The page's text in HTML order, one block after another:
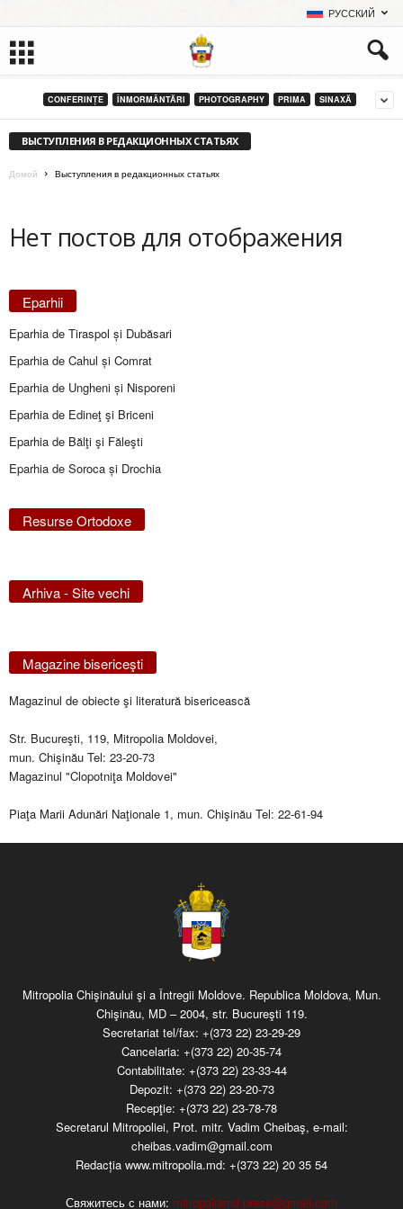
РУССКИЙ
CONFERINȚE ÎNMORMÂNTĂRI PHOTOGRAPHY PRIMA SINAXĂ
ВЫСТУПЛЕНИЯ В РЕДАКЦИОННЫХ СТАТЬЯХ
Домой Выступления в редакционных статьях
Нет постов для отображения
Eparhii
Eparhia de Tiraspol și Dubăsari
Eparhia de Cahul și Comrat
Eparhia de Ungheni și Nisporeni
Eparhia de Edineţ şi Briceni
Eparhia de Bălţi şi Făleşti
Eparhia de Soroca și Drochia
Resurse Ortodoxe
Arhiva - Site vechi
Magazine bisericeşti
Magazinul de obiecte şi literatură bisericească
Str. Bucureşti, 119, Mitropolia Moldovei,
mun. Chişinău Tel: 23-20-73
Magazinul "Clopotniţa Moldovei"
Piaţa Marii Adunări Naţionale 1, mun. Chişinău Tel: 22-61-94
Mitropolia Chişinăului şi a Întregii Moldove. Republica Moldova, Mun.
Chişinău, MD – 2004, str. Bucureşti 119.
Secretariat tel/fax: +(373 22) 23-29-29
Cancelaria: +(373 22) 20-35-74
Contabilitate: +(373 22) 23-33-44
Depozit: +(373 22) 23-20-73
Recepţie: +(373 22) 23-78-78
Secretarul Mitropoliei, Prot. mitr. Vadim Cheibaş, e-mail:
cheibas.vadim@gmail.com
Redacția www.mitropolia.md: +(373 22) 20 35 54
Свяжитесь с нами: mitropoliamd.press@gmail.com